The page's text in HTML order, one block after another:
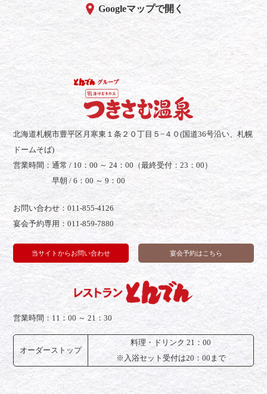
Googleマップで開く
北海道札幌市豊平区月寒東１条２０丁目５−４０(国道36号沿い、札幌
ドームそば)
営業時間：通常 / 10：00 ～ 24：00（最終受付：23：00）
早朝 / 6：00 ～ 9：00
お問い合わせ：011-855-4126
宴会予約専用：011-859-7880
当サイトからお問い合わせ 宴会予約はこちら
営業時間：11：00 ～ 21：30
オーダーストップ
料理・ドリンク 21：00
※入浴セット受付は20：00まで